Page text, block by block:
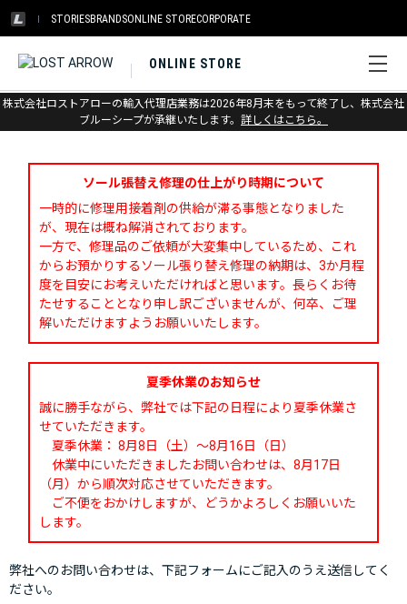
STORIESBRANDSONLINE STORECORPORATE
ONLINE STORE
株式会社ロストアローの輸入代理店業務は2026年8月末をもって終了し、株式会社
ブルーシープが承継いたします。 詳しくはこちら。
お問い合わせ
ソール張替え修理の仕上がり時期について
一時的に修理用接着剤の供給が滞る事態となりました
が、現在は概ね解消されております。
一方で、修理品のご依頼が大変集中しているため、これ
からお預かりするソール張り替え修理の納期は、3か月程
度を目安にお考えいただければと思います。長らくお待
たせすることとなり申し訳ございませんが、何卒、ご理
解いただけますようお願いいたします。
夏季休業のお知らせ
誠に勝手ながら、弊社では下記の日程により夏季休業さ
せていただきます。
夏季休業： 8月8日（土）～8月16日（日）
休業中にいただきましたお問い合わせは、8月17日
（月）から順次対応させていただきます。
ご不便をおかけしますが、どうかよろしくお願いいた
します。
弊社へのお問い合わせは、下記フォームにご記入のうえ送信してく
ださい。